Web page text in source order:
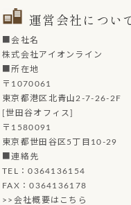
運営会社につい
■会社名
株式会社アイオンライン
■所在地
〒1070061
東京都港区北青山2-7-26-2F
[世田谷オフィス]
〒1580091
東京都世田谷区5丁目10-29
■連絡先
TEL：0364136154
FAX：0364136178
>>会社概要はこちら